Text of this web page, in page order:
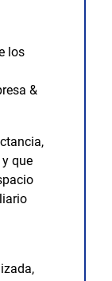
los
&
que